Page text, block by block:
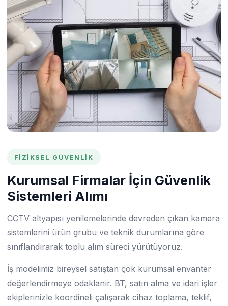
FIZIKSEL GÜVENLIK
Kurumsal Firmalar İçin Güvenlik
Sistemleri Alımı
CCTV altyapısı yenilemelerinde devreden çıkan kamera
sistemlerini ürün grubu ve teknik durumlarına göre
sınıflandırarak toplu alım süreci yürütüyoruz.
İş modelimiz bireysel satıştan çok kurumsal envanter
değerlendirmeye odaklanır. BT, satın alma ve idari işler
ekiplerinizle koordineli çalışarak cihaz toplama, teklif,